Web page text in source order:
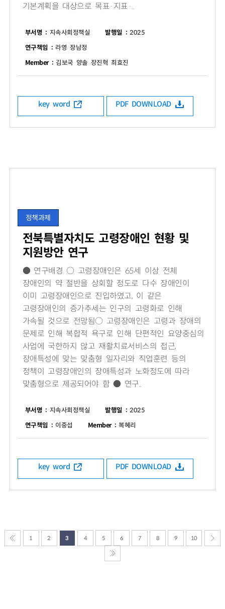
기본계획을 대상으로 목표·지표·..
부서명 : 지속사회정책실 발행일 : 2025
연구책임 : 라영 장남정
Member : 김보국 양솔 장진혁 최효진
key word PDF DOWNLOAD
정책과제
전북특별자치도 고령장애인 현황 및
지원방안 연구
● 연구배경 ○ 고령장애인은 65세 이상 전체
장애인의 약 절반을 상회할 정도로 다수 장애인이
이미 고령장애인으로 진입하였고, 이 같은
고령장애인의 증가추세는 인구의 고령화로 인해
가속될 것으로 전망됨○ 고령장애인은 고령과 장애의
문제로 인해 복합적 욕구로 인해 단편적인 요양중심의
사업에 국한하지 않고 재활치료서비스의 접근,
장애특성에 맞는 맞춤형 일자리와 직업훈련 등의
정책이 고령장애인의 장애특성과 노화정도에 따라
맞춤형으로 제공되어야 함 ● 연구..
부서명 : 지속사회정책실 발행일 : 2025
연구책임 : 이중섭 Member : 복혜리
key word PDF DOWNLOAD
1 2 3 4 5 6 7 8 9 10